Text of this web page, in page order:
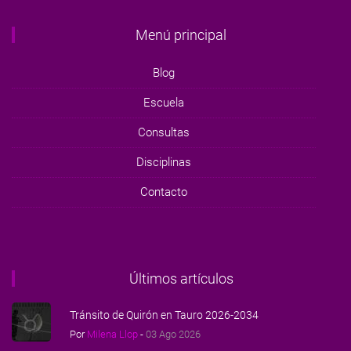
Menú principal
Blog
Escuela
Consultas
Disciplinas
Contacto
Últimos artículos
Tránsito de Quirón en Tauro 2026-2034
Por Milena Llop - 03 Ago 2026